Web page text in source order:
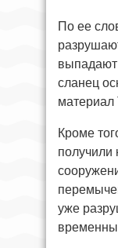
По ее
выпадают
сланец
Кроме
получили
уже